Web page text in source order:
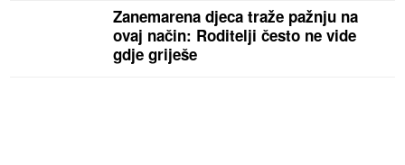
Zanemarena djeca traže pažnju na
ovaj način: Roditelji često ne vide
gdje griješe